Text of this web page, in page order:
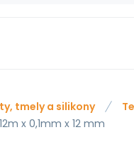
tmely a silikony
x 0,1mm x 12 mm